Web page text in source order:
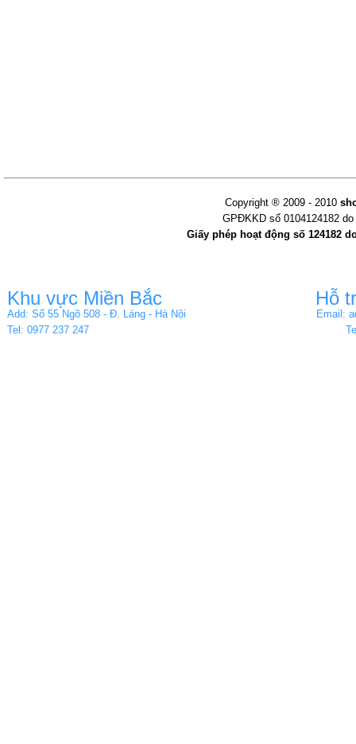
Copyright ® 2009 - 2010
GPĐKKD số 0104124182
Giấy phép hoạt động số 124182
Khu vực Miền Bắc
Add: Số 55 Ngõ 508 - Đ. Láng - Hà Nội
Tel: 0977 237 247
Hỗ
Email: